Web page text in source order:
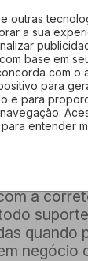
outras
a sua
base em
com o
para
e para
para entender
nos
Souza
a
quando
negócio